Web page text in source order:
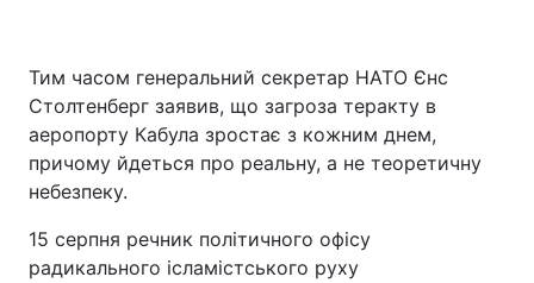
Тим часом генеральний секретар НАТО Єнс
Столтенберг заявив, що загроза теракту в
аеропорту Кабула зростає з кожним днем,
причому йдеться про реальну, а не теоретичну
небезпеку.
15 серпня речник політичного офісу
радикального ісламістського руху